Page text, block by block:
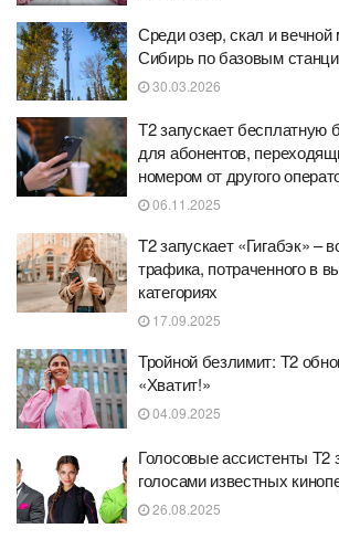
Среди озер, скал и
Сибирь по базовым
30.03.2026
Т2 запускает бесплатную
для абонентов,
номером от другого
06.11.2025
T2 запускает «Гигабэк» –
трафика, потраченного в
категориях
17.09.2025
Тройной безлимит: Т2
«Хватит!»
04.09.2025
Голосовые ассистенты Т2
голосами известных
26.08.2025